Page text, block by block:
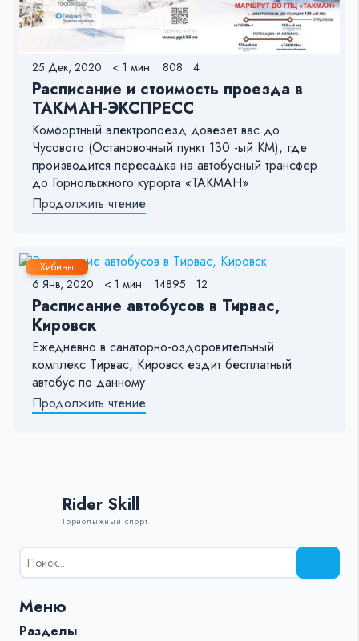
25 Дек, 2020 < 1 мин. 808 4
Расписание и стоимость проезда в
ТАКМАН-ЭКСПРЕСС
Комфортный электропоезд довезет вас до
Чусового (Остановочный пункт 130 -ый КМ), где
производится пересадка на автобусный трансфер
до Горнолыжного курорта «ТАКМАН»
Продолжить чтение
Хибины
6 Янв, 2020 < 1 мин. 14895 12
Расписание автобусов в Тирвас,
Кировск
Ежедневно в санаторно-оздоровительный
комплекс Тирвас, Кировск ездит бесплатный
автобус по данному
Продолжить чтение
Rider Skill
Горнолыжный спорт
Результаты
поиска
%s:
Меню
Разделы